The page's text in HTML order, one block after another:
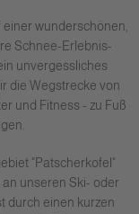
wunderschönen,
Schnee-Erlebnis-
unvergessliches
die Wegstrecke von
und Fitness - zu Fuß
"Patscherkofel"
an unseren Ski- oder
durch einen kurzen